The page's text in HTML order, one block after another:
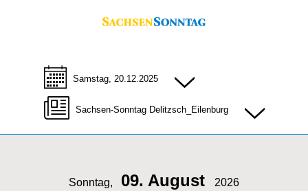
Samstag, 20.12.2025
Sachsen-Sonntag Delitzsch_Eilenburg
Sonntag, 09. August 2026